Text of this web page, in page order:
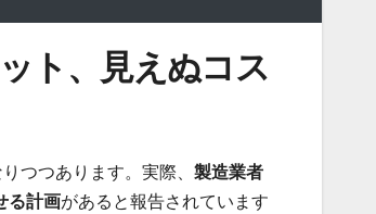
ト、見えぬコス
つつあります。実際、 製造業者
る計画があると報告されています